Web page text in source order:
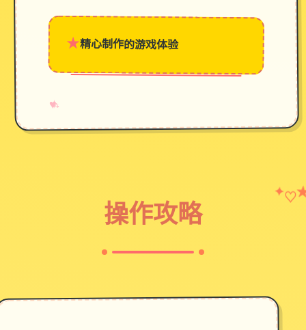
★精心制作的游戏体验
♥
✧
→
操作攻略
✦♡